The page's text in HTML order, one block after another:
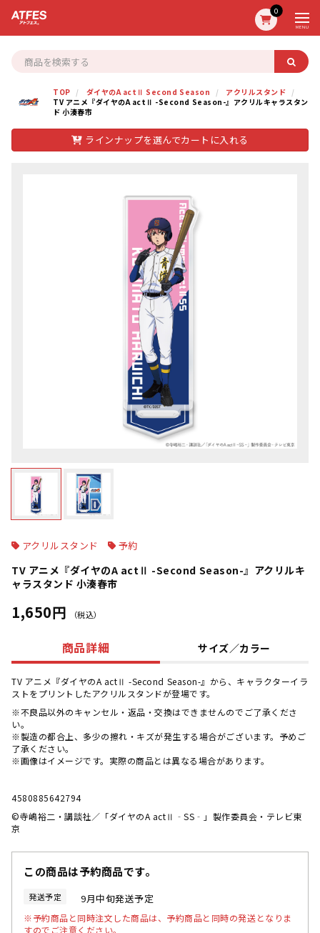
0
MENU
TOP ダイヤのA actⅡ Second Season
アクリルスタンド
TV アニメ『ダイヤのA actⅡ -Second Season-』アクリルキャラスタン
ド 小湊春市
ラインナップを選んでカートに入れる
アクリルスタンド 予約
TV アニメ『ダイヤのA actⅡ -Second Season-』アクリルキ
ャラスタンド 小湊春市
1,650円 （税込）
商品詳細 サイズ／カラー
TV アニメ『ダイヤのA actⅡ -Second Season-』から、キャラクターイラ
ストをプリントしたアクリルスタンドが登場です。
※不良品以外のキャンセル・返品・交換はできませんのでご了承くださ
い。
※製造の都合上、多少の擦れ・キズが発生する場合がございます。予めご
了承ください。
※画像はイメージです。実際の商品とは異なる場合があります。
4580885642794
©寺嶋裕二・講談社／「ダイヤのA actⅡ‐SS‐」製作委員会・テレビ東
京
この商品は予約商品です。
発送予定 9月中旬発送予定
※予約商品と同時注文した商品は、予約商品と同時の発送となりま
すのでご注意ください。